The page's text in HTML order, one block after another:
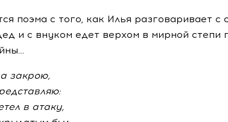
поэма с того, как Илья разговаривает с
и с внуком едет верхом в мирной степи
закрою,
в атаку,